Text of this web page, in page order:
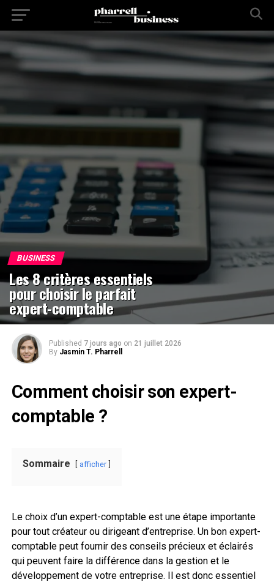
BUSINESS
Les 8 critères essentiels
pour choisir le parfait
expert-comptable
Published 7 jours ago on 21 juillet 2026
By Jasmin T. Pharrell
Comment choisir son expert-
comptable ?
Sommaire afficher
Le choix d’un expert-comptable est une étape importante
pour tout créateur ou dirigeant d’entreprise. Un bon expert-
comptable peut fournir des conseils précieux et éclairés
qui peuvent faire la différence dans la gestion et le
développement de votre entreprise. Il est donc essentiel